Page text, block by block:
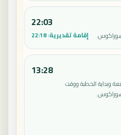
22:03
إقامة تقديرية:22:18
وبداية الخطبة ووقت
13:28